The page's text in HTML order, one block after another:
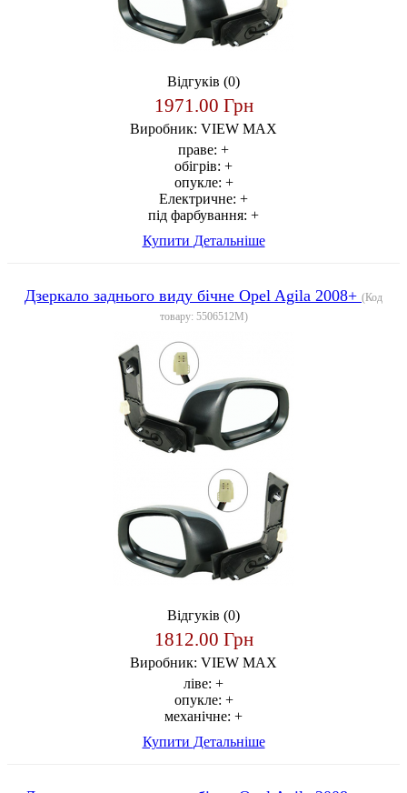
Відгуків (0)
1971.00 Грн
Виробник: VIEW MAX
праве: +
обігрів: +
опукле: +
Електричне: +
під фарбування: +
Купити Детальніше
Дзеркало заднього виду бічне Opel Agila 2008+ (Код
товару: 5506512M)
Відгуків (0)
1812.00 Грн
Виробник: VIEW MAX
ліве: +
опукле: +
механічне: +
Купити Детальніше